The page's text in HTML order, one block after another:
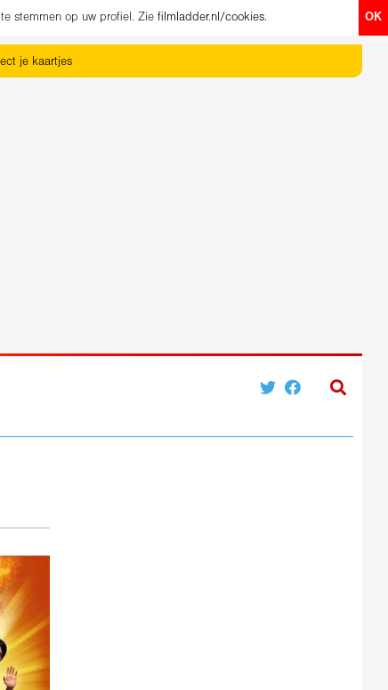
OK
stemmen op uw profiel. Zie filmladder.nl/cookies.
je kaartjes